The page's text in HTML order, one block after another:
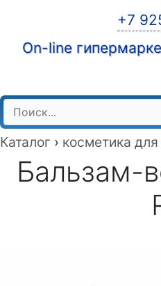
+7
On-line
Каталог › косметика
Бальзам-